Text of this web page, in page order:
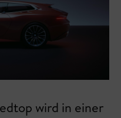
wird in einer